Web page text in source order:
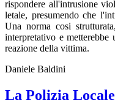
rispondere all'intrusione
letale, presumendo che
Una norma cosi
interpretativo e
reazione della vittima.
Daniele Baldini
La Polizia